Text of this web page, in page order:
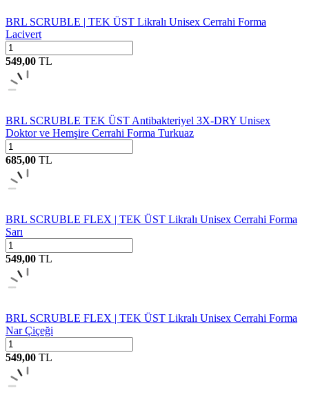
BRL SCRUBLE | TEK ÜST Likralı Unisex Cerrahi Forma
Lacivert
549,00 TL
BRL SCRUBLE TEK ÜST Antibakteriyel 3X-DRY Unisex
Doktor ve Hemşire Cerrahi Forma Turkuaz
685,00 TL
BRL SCRUBLE FLEX | TEK ÜST Likralı Unisex Cerrahi Forma
Sarı
549,00 TL
BRL SCRUBLE FLEX | TEK ÜST Likralı Unisex Cerrahi Forma
Nar Çiçeği
549,00 TL